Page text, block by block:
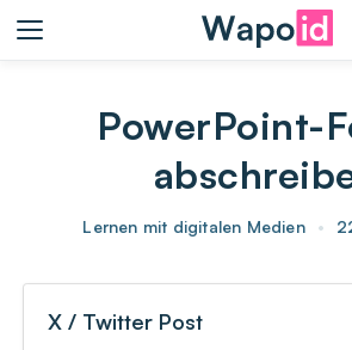
PowerPoint-
Lernen mit digitalen Medien •
X / Twitter Post